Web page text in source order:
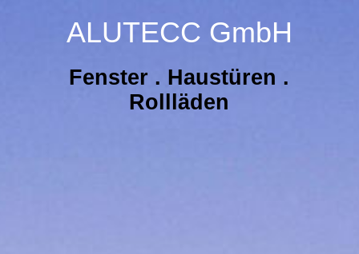
ALUTECC GmbH
Fenster . Haustüren .
Rollläden